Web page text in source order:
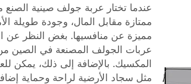
ممتازة مقابل المال، وجودة طويلة
مميزة عن منافسيها. بغض النظر عن
المكسيك. بالإضافة إلى ذلك، يمكن
مثل سجاد الأرضية لراحة وحماية